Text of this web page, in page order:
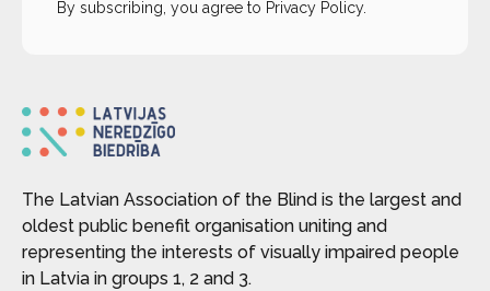
By subscribing, you agree to Privacy Policy.
The Latvian Association of the Blind is the largest and
oldest public benefit organisation uniting and
representing the interests of visually impaired people
in Latvia in groups 1, 2 and 3.